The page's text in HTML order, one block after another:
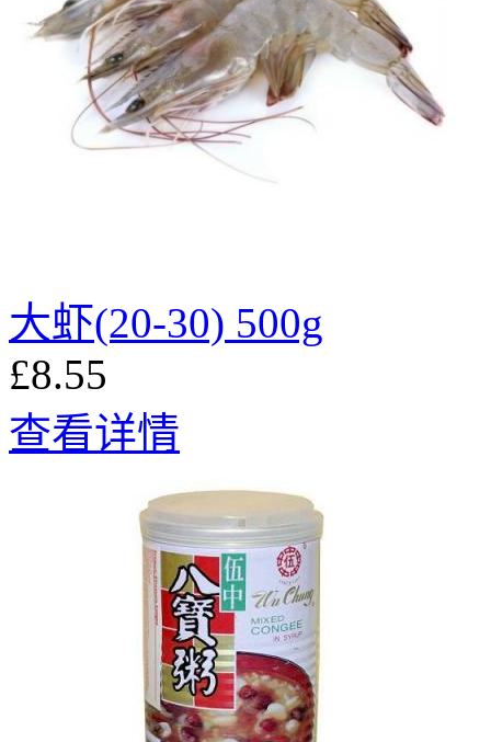
大虾(20-30) 500g
£8.55
查看详情